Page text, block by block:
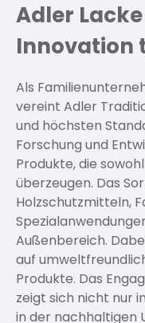
Adler
Innovation
Als
vereint Adler
und höchsten
Forschung und
Produkte, die
überzeugen. Das
Holzschutzmitteln,
Außenbereich.
auf
Produkte. Das
zeigt sich nicht nur
in der nachhaltigen